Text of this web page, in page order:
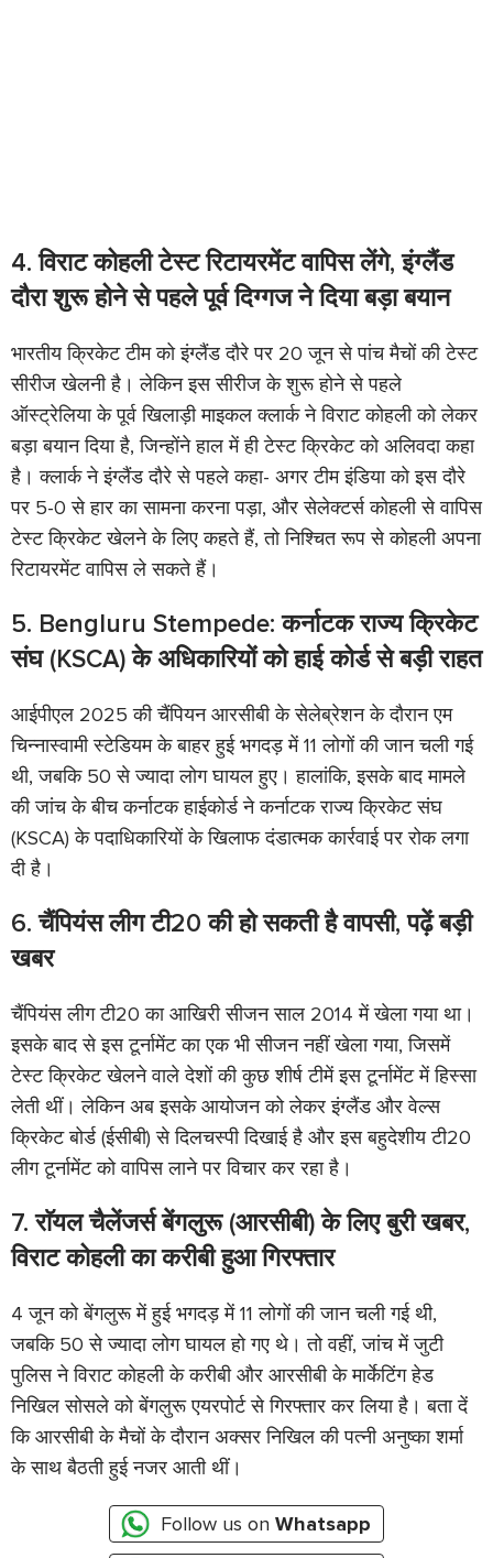
4. विराट कोहली टेस्ट रिटायरमेंट वापिस लेंगे, इंग्लैंड
दौरा शुरू होने से पहले पूर्व दिग्गज ने दिया बड़ा बयान
भारतीय क्रिकेट टीम को इंग्लैंड दौरे पर 20 जून से पांच मैचों की टेस्ट
सीरीज खेलनी है। लेकिन इस सीरीज के शुरू होने से पहले
ऑस्ट्रेलिया के पूर्व खिलाड़ी माइकल क्लार्क ने विराट कोहली को लेकर
बड़ा बयान दिया है, जिन्होंने हाल में ही टेस्ट क्रिकेट को अलिवदा कहा
है। क्लार्क ने इंग्लैंड दौरे से पहले कहा- अगर टीम इंडिया को इस दौरे
पर 5-0 से हार का सामना करना पड़ा, और सेलेक्टर्स कोहली से वापिस
टेस्ट क्रिकेट खेलने के लिए कहते हैं, तो निश्चित रूप से कोहली अपना
रिटायरमेंट वापिस ले सकते हैं।
5. Bengluru Stempede: कर्नाटक राज्य क्रिकेट
संघ (KSCA) के अधिकारियों को हाई कोर्ड से बड़ी राहत
आईपीएल 2025 की चैंपियन आरसीबी के सेलेब्रेशन के दौरान एम
चिन्नास्वामी स्टेडियम के बाहर हुई भगदड़ में 11 लोगों की जान चली गई
थी, जबकि 50 से ज्यादा लोग घायल हुए। हालांकि, इसके बाद मामले
की जांच के बीच कर्नाटक हाईकोर्ड ने कर्नाटक राज्य क्रिकेट संघ
(KSCA) के पदाधिकारियों के खिलाफ दंडात्मक कार्रवाई पर रोक लगा
दी है।
6. चैंपियंस लीग टी20 की हो सकती है वापसी, पढ़ें बड़ी
खबर
चैंपियंस लीग टी20 का आखिरी सीजन साल 2014 में खेला गया था।
इसके बाद से इस टूर्नामेंट का एक भी सीजन नहीं खेला गया, जिसमें
टेस्ट क्रिकेट खेलने वाले देशों की कुछ शीर्ष टीमें इस टूर्नामेंट में हिस्सा
लेती थीं। लेकिन अब इसके आयोजन को लेकर इंग्लैंड और वेल्स
क्रिकेट बोर्ड (ईसीबी) से दिलचस्पी दिखाई है और इस बहुदेशीय टी20
लीग टूर्नामेंट को वापिस लाने पर विचार कर रहा है।
7. राॅयल चैलेंजर्स बेंगलुरू (आरसीबी) के लिए बुरी खबर,
विराट कोहली का करीबी हुआ गिरफ्तार
4 जून को बेंगलुरू में हुई भगदड़ में 11 लोगों की जान चली गई थी,
जबकि 50 से ज्यादा लोग घायल हो गए थे। तो वहीं, जांच में जुटी
पुलिस ने विराट कोहली के करीबी और आरसीबी के मार्केटिंग हेड
निखिल सोसले को बेंगलुरू एयरपोर्ट से गिरफ्तार कर लिया है। बता दें
कि आरसीबी के मैचों के दौरान अक्सर निखिल की पत्नी अनुष्का शर्मा
के साथ बैठती हुई नजर आती थीं।
Follow us on Whatsapp